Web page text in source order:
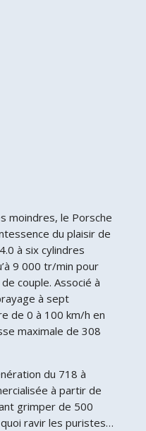
moindres, le Porsche
du plaisir de
à six cylindres
9 000 tr/min pour
couple. Associé à
à sept
de 0 à 100 km/h en
maximale de 308
du 718 à
à partir de
grimper de 500
ravir les puristes…